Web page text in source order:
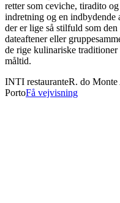
retter som ceviche, tiradito
indretning og en indbydende
der er lige så stilfuld som
dateaftener eller
de rige kulinariske
måltid.
INTI restauranteR. do Monte
PortoFå vejvisning